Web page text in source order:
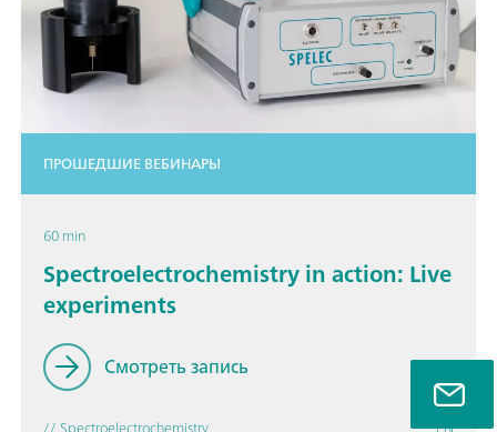
ПРОШЕДШИЕ ВЕБИНАРЫ
60 min
Spectroelectrochemistry in action: Live
experiments
Смотреть запись